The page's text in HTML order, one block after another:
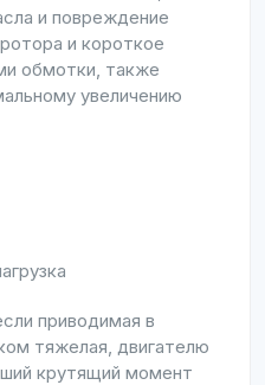
и повреждение
и короткое
обмотки, также
увеличению
приводимая в
тяжелая, двигателю
крутящий момент